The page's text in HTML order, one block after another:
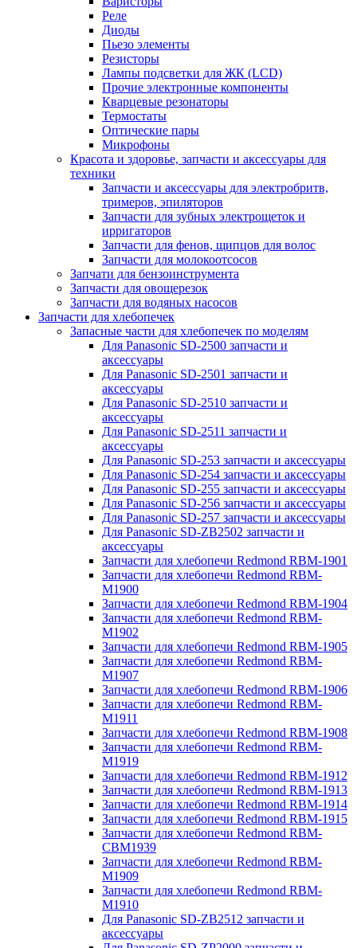
Реле
Диоды
Пьезо элементы
Резисторы
Лампы подсветки для ЖК (LCD)
Прочие электронные компоненты
Кварцевые резонаторы
Термостаты
Оптические пары
Микрофоны
Красота и здоровье, запчасти и аксессуары для
техники
Запчасти и аксессуары для электробритв,
тримеров, эпиляторов
Запчасти для зубных электрощеток и
ирригаторов
Запчасти для фенов, щипцов для волос
Запчасти для молокоотсосов
Запчати для бензоинструмента
Запчасти для овощерезок
Запчасти для водяных насосов
Запчасти для хлебопечек
Запасные части для хлебопечек по моделям
Для Panasonic SD-2500 запчасти и
аксессуары
Для Panasonic SD-2501 запчасти и
аксессуары
Для Panasonic SD-2510 запчасти и
аксессуары
Для Panasonic SD-2511 запчасти и
аксессуары
Для Panasonic SD-253 запчасти и аксессуары
Для Panasonic SD-254 запчасти и аксессуары
Для Panasonic SD-255 запчасти и аксессуары
Для Panasonic SD-256 запчасти и аксессуары
Для Panasonic SD-257 запчасти и аксессуары
Для Panasonic SD-ZB2502 запчасти и
аксессуары
Запчасти для хлебопечи Redmond RBM-1901
Запчасти для хлебопечи Redmond RBM-
M1900
Запчасти для хлебопечи Redmond RBM-1904
Запчасти для хлебопечи Redmond RBM-
M1902
Запчасти для хлебопечи Redmond RBM-1905
Запчасти для хлебопечи Redmond RBM-
M1907
Запчасти для хлебопечи Redmond RBM-1906
Запчасти для хлебопечи Redmond RBM-
M1911
Запчасти для хлебопечи Redmond RBM-1908
Запчасти для хлебопечи Redmond RBM-
M1919
Запчасти для хлебопечи Redmond RBM-1912
Запчасти для хлебопечи Redmond RBM-1913
Запчасти для хлебопечи Redmond RBM-1914
Запчасти для хлебопечи Redmond RBM-1915
Запчасти для хлебопечи Redmond RBM-
CBM1939
Запчасти для хлебопечи Redmond RBM-
M1909
Запчасти для хлебопечи Redmond RBM-
M1910
Для Panasonic SD-ZB2512 запчасти и
аксессуары